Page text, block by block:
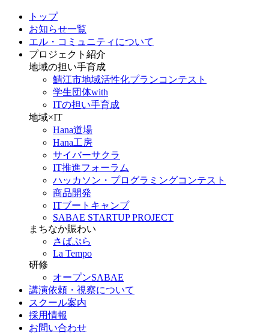
トップ
お知らせ一覧
エル・コミュニティについて
プロジェクト紹介
地域の担い手育成
鯖江市地域活性化プランコンテスト
学生団体with
ITの担い手育成
地域×IT
Hana道場
Hana工房
サイバーサクラ
IT推進フォーラム
ハッカソン・プログラミングコンテスト
商品開発
ITブートキャンプ
SABAE STARTUP PROJECT
まちなか賑わい
さばぷら
La Tempo
研修
オープンSABAE
講演依頼・視察について
スクール案内
採用情報
お問い合わせ